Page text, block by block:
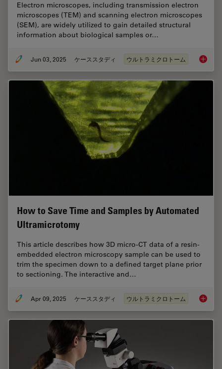
Electron microscopes, including transmission electron
microscopes (TEM) and scanning electron microscopes
(SEM), are widely utilized to gain detailed structural
information about biological samples or…
Jun 03, 2025 ケーススタディ ウルトラミクロトーム How
How to Save Time and Samples by Automated
Ultramicrotomy
This article describes how 3D micro-CT data of a resin-
embedded electron microscopy sample can be used to
trim the specimen down to a defined target plane prior
to sectioning. The interactive and…
Apr 09, 2025 ケーススタディ ウルトラミクロトーム How to